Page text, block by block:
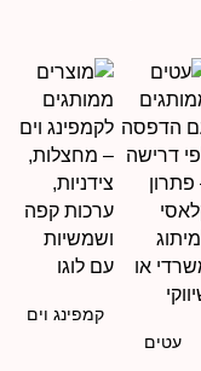
עטים
קמפינג וים